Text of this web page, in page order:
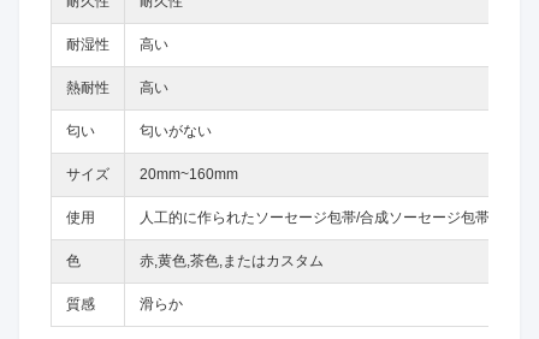
耐湿性 高い
熱耐性 高い
匂い 匂いがない
サイズ 20mm~160mm
使用 人工的に作られたソーセージ包帯/合成ソーセージ包帯
色 赤,黄色,茶色,またはカスタム
質感 滑らか